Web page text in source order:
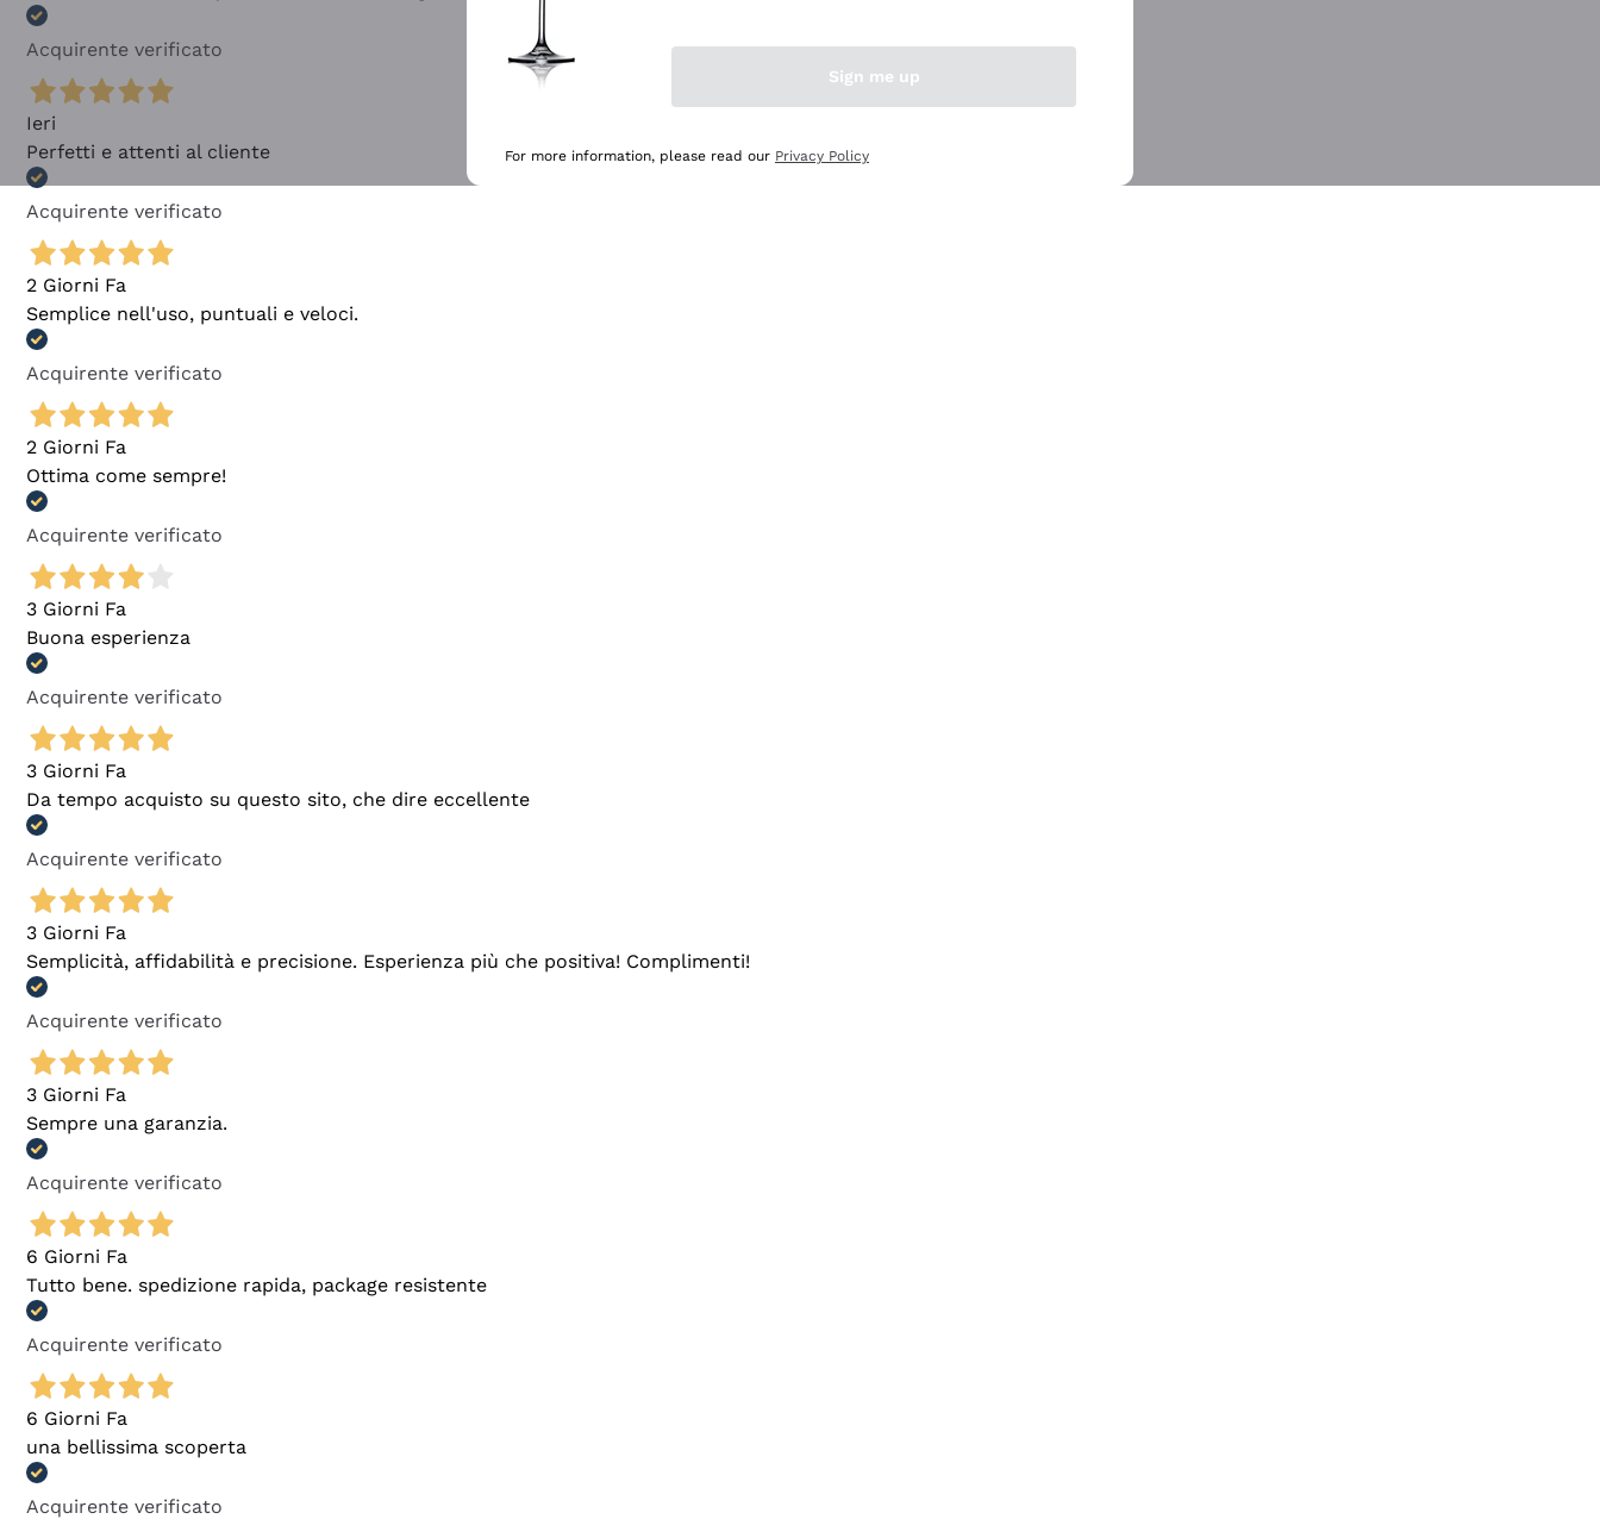
Acquirente verificato
Ieri
Perfetti e attenti al cliente
Acquirente verificato
2 Giorni Fa
Semplice nell'uso, puntuali e veloci.
Acquirente verificato
2 Giorni Fa
Ottima come sempre!
Acquirente verificato
3 Giorni Fa
Buona esperienza
Acquirente verificato
3 Giorni Fa
Da tempo acquisto su questo sito, che dire eccellente
Acquirente verificato
3 Giorni Fa
Semplicità, affidabilità e precisione. Esperienza più che positiva! Complimenti!
Acquirente verificato
3 Giorni Fa
Sempre una garanzia.
Acquirente verificato
6 Giorni Fa
Tutto bene. spedizione rapida, package resistente
Acquirente verificato
6 Giorni Fa
una bellissima scoperta
Acquirente verificato
Sign me up
For more information, please read our Privacy Policy